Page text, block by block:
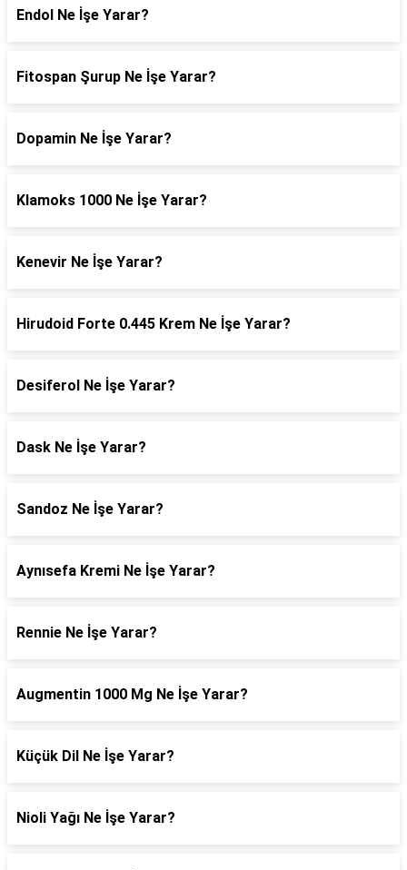
Endol Ne İşe Yarar?
Fitospan Şurup Ne İşe Yarar?
Dopamin Ne İşe Yarar?
Klamoks 1000 Ne İşe Yarar?
Kenevir Ne İşe Yarar?
Hirudoid Forte 0.445 Krem Ne İşe Yarar?
Desiferol Ne İşe Yarar?
Dask Ne İşe Yarar?
Sandoz Ne İşe Yarar?
Aynısefa Kremi Ne İşe Yarar?
Rennie Ne İşe Yarar?
Augmentin 1000 Mg Ne İşe Yarar?
Küçük Dil Ne İşe Yarar?
Nioli Yağı Ne İşe Yarar?